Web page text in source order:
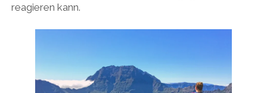
reagieren kann.